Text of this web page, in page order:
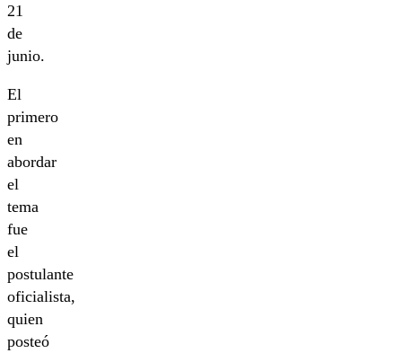
21
de
junio.
El
primero
en
abordar
el
tema
fue
el
postulante
oficialista,
quien
posteó